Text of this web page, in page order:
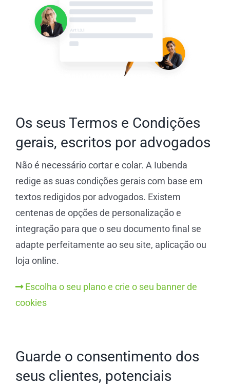
Os seus Termos e Condições
gerais, escritos por advogados
Não é necessário cortar e colar. A Iubenda
redige as suas condições gerais com base em
textos redigidos por advogados. Existem
centenas de opções de personalização e
integração para que o seu documento final se
adapte perfeitamente ao seu site, aplicação ou
loja online.
Escolha o seu plano e crie o seu banner de
cookies
Guarde o consentimento dos
seus clientes, potenciais